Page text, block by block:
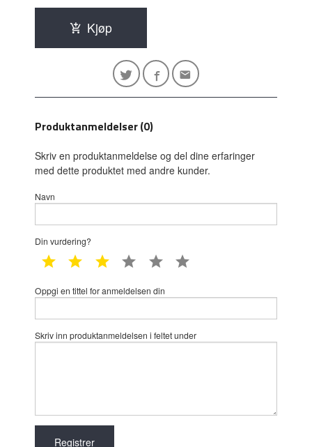
Kjøp
Produktanmeldelser (0)
Skriv en produktanmeldelse og del dine erfaringer
med dette produktet med andre kunder.
Navn
Din vurdering?
1 star 2 star 3 star 4 star 5 star
Oppgi en tittel for anmeldelsen din
Skriv inn produktanmeldelsen i feltet under